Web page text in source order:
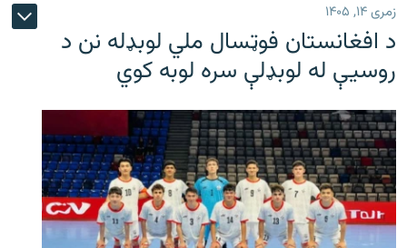
زمری ۱۴, ۱۴۰۵
د افغانستان فوټسال ملي لوبډله نن د
روسیې له لوبډلې سره لوبه کوي